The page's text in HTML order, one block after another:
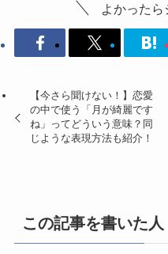
よかったら
【今さら聞けない！】恋愛
の中で使う「月が綺麗です
ね」ってどういう意味？同
じような表現方法も紹介！
この記事を書いた人